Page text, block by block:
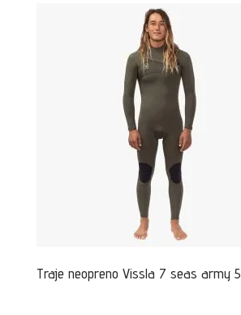
Traje neopreno Vissla 7 seas army 5